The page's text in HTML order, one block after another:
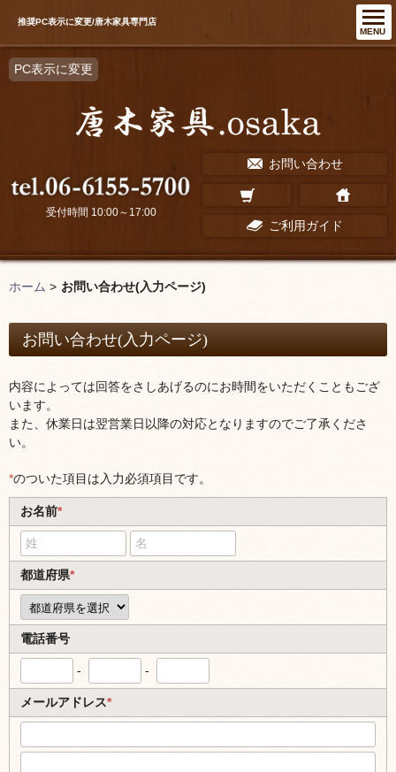
MENU
推奨PC表示に変更/唐木家具専門店
PC表示に変更
お問い合わせ
ご利用ガイド
受付時間 10:00～17:00
ホーム > お問い合わせ(入力ページ)
お問い合わせ(入力ページ)
内容によっては回答をさしあげるのにお時間をいただくこともござ
います。
また、休業日は翌営業日以降の対応となりますのでご了承くださ
い。
*のついた項目は入力必須項目です。
お名前*
都道府県*
電話番号
- -
メールアドレス*